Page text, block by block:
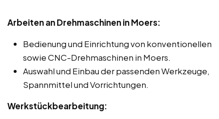
Arbeiten an Drehmaschinen in Moers:
Bedienung und Einrichtung von konventionellen
sowie CNC-Drehmaschinen in Moers.
Auswahl und Einbau der passenden Werkzeuge,
Spannmittel und Vorrichtungen.
Werkstückbearbeitung: